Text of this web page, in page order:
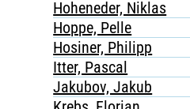
Hoheneder, Niklas
Hoppe, Pelle
Hosiner, Philipp
Itter, Pascal
Jakubov, Jakub